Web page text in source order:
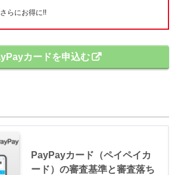
らにお得に!!
カードを申込む
PayPayカード（ペイペイカ
ード）の審査基準と審査落ち